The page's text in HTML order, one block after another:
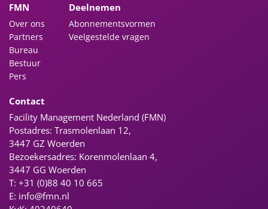
FMN
Over ons
Partners
Bureau
Bestuur
Pers
Deelnemen
Abonnementsvormen
Veelgestelde vragen
Contact
Facility Management Nederland (FMN)
Postadres: Trasmolenlaan 12,
3447 GZ Woerden
Bezoekersadres: Korenmolenlaan 4,
3447 GG Woerden
T: +31 (0)88 40 10 665
E: info@fmn.nl